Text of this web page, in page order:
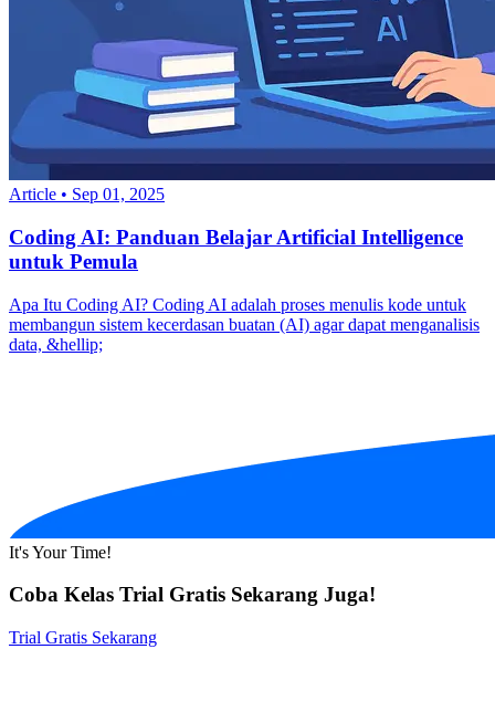
Article • Sep 01, 2025
Coding AI: Panduan Belajar Artificial Intelligence
untuk Pemula
Apa Itu Coding AI? Coding AI adalah proses menulis kode untuk
membangun sistem kecerdasan buatan (AI) agar dapat menganalisis
data, &hellip;
It's Your Time!
Coba Kelas Trial Gratis Sekarang Juga!
Trial Gratis Sekarang